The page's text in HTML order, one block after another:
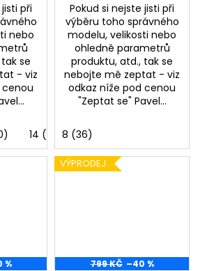
při
nebo
se
- viz
cenou
14 (42)
Pokud si nejste jisti při
výběru toho správného
modelu, velikosti nebo
ohledně parametrů
produktu, atd., tak se
nebojte mě zeptat - viz
odkaz níže pod cenou
"Zeptat se" Pavel...
8 (36)
%
VÝPRODEJ
799 KČ –40 %